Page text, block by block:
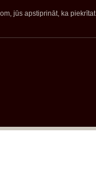
jūs apstiprināt, ka